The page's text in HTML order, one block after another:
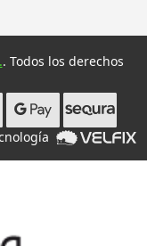
. Todos los derechos